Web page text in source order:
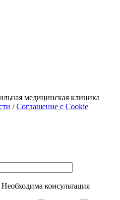
медицинская клиника
/Соглашение с Cookie
консультация